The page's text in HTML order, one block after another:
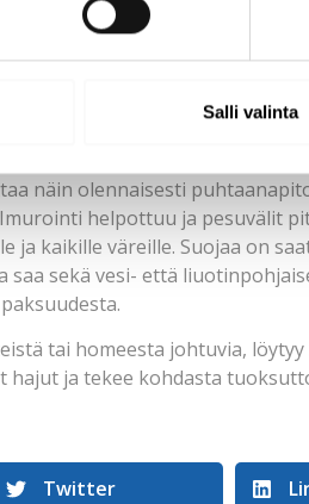
Salli valinta
löytyy erinomaiset
palveluna käsittelijöiltämme.
näin olennaisesti
helpottuu ja pesuvälit
ja kaikille väreille. Suojaa on
sekä vesi- että
tai homeesta johtuvia,
ja tekee kohdasta
Twitter